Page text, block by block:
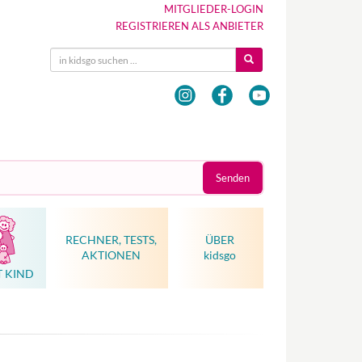
MITGLIEDER-LOGIN
REGISTRIEREN ALS ANBIETER
Senden
KIND
RECHNER, TESTS,
AKTIONEN
ÜBER
kidsgo